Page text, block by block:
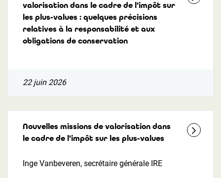
valorisation dans le cadre de l’impôt sur
les plus-values : quelques précisions
relatives à la responsabilité et aux
obligations de conservation
22 juin 2026
Nouvelles missions de valorisation dans
le cadre de l’impôt sur les plus-values
Inge Vanbeveren, secrétaire générale IRE